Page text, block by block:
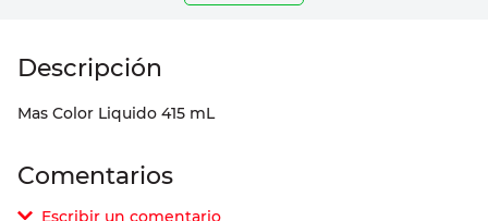
Mas Color Liquido 415 mL
Comentarios
Escribir un comentario